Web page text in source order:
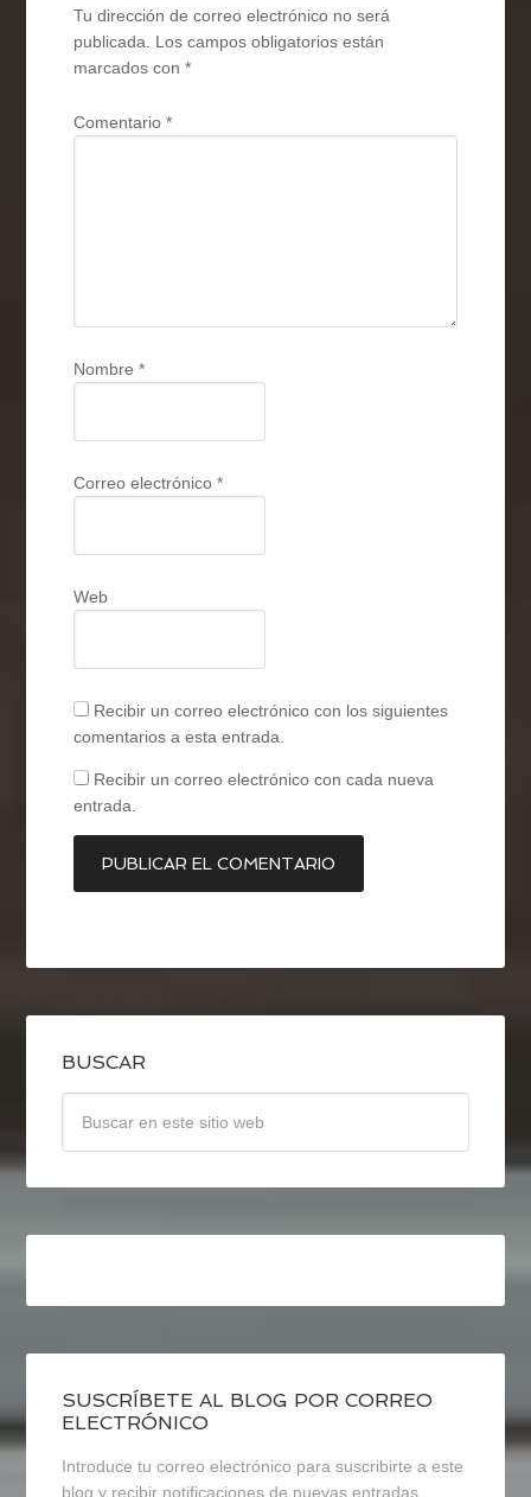
Tu dirección de correo electrónico no será
publicada. Los campos obligatorios están
marcados con*
Comentario*
Nombre*
Correo electrónico*
Web
Recibir un correo electrónico con los siguientes
comentarios a esta entrada.
Recibir un correo electrónico con cada nueva
entrada.
BUSCAR
SUSCRÍBETE AL BLOG POR CORREO
ELECTRÓNICO
Introduce tu correo electrónico para suscribirte a este
blog y recibir notificaciones de nuevas entradas.